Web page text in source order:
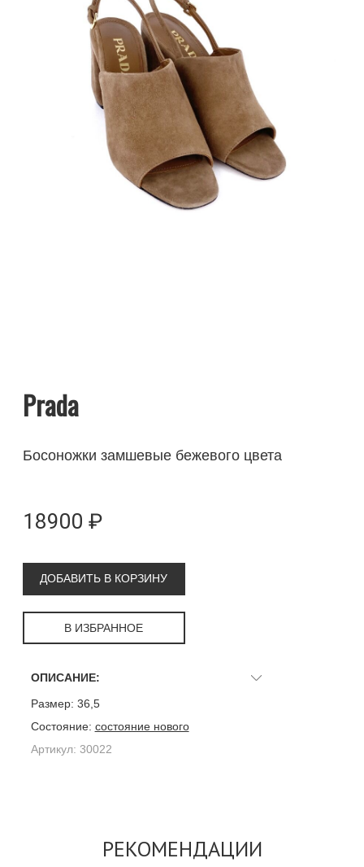
Prada
Босоножки замшевые бежевого цвета
18900 ₽
ДОБАВИТЬ В КОРЗИНУ
В ИЗБРАННОЕ
ОПИСАНИЕ:
Размер: 36,5
Состояние: состояние нового
Артикул: 30022
РЕКОМЕНДАЦИИ